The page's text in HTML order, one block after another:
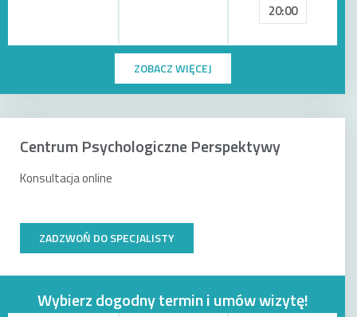
20:00
ZOBACZ WIĘCEJ
Centrum Psychologiczne Perspektywy
Konsultacja online
ZADZWOŃ DO SPECJALISTY
Wybierz dogodny termin i umów wizytę!